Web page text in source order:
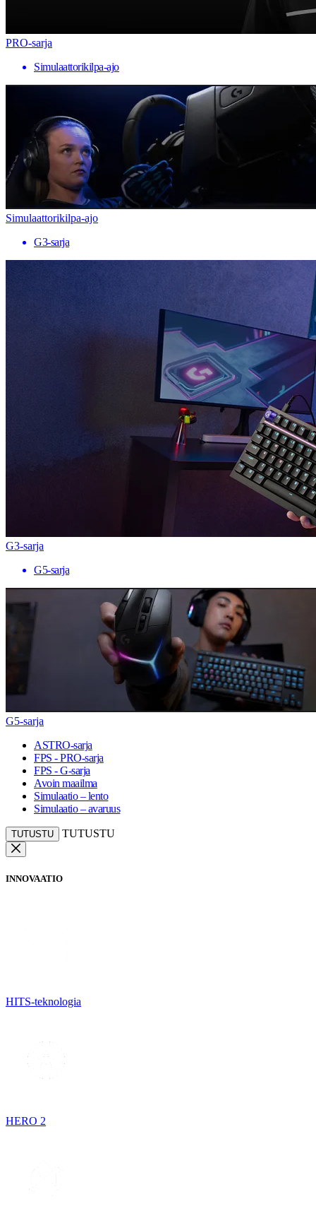
PRO-sarja
Simulaattorikilpa-ajo
Simulaattorikilpa-ajo
G3-sarja
G3-sarja
G5-sarja
G5-sarja
ASTRO-sarja
FPS - PRO-sarja
FPS - G-sarja
Avoin maailma
Simulaatio – lento
Simulaatio – avaruus
TUTUSTU TUTUSTU
INNOVAATIO
HITS-teknologia
HERO 2